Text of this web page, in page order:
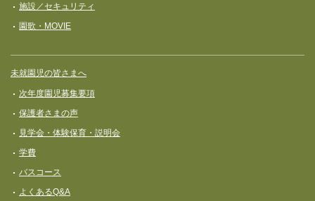
施設／セキュリティ
園歌・MOVIE
未就園児の皆さまへ
次年度園児募集要項
保護者さまの声
見学会・体験保育・説明会
学費
バスコース
よくあるQ&A